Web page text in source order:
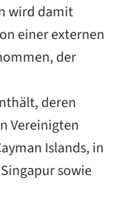
wird damit
einer externen
der
deren
Vereinigten
Islands, in
sowie